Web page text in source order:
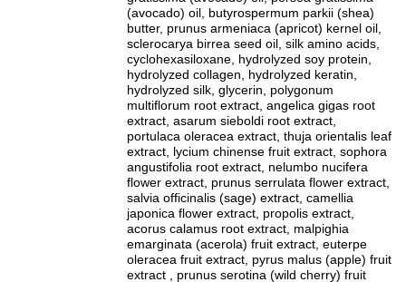
(avocado) oil, butyrospermum parkii (shea)
butter, prunus armeniaca (apricot) kernel oil,
sclerocarya birrea seed oil, silk amino acids,
cyclohexasiloxane, hydrolyzed soy protein,
hydrolyzed collagen, hydrolyzed keratin,
hydrolyzed silk, glycerin, polygonum
multiflorum root extract, angelica gigas root
extract, asarum sieboldi root extract,
portulaca oleracea extract, thuja orientalis leaf
extract, lycium chinense fruit extract, sophora
angustifolia root extract, nelumbo nucifera
flower extract, prunus serrulata flower extract,
salvia officinalis (sage) extract, camellia
japonica flower extract, propolis extract,
acorus calamus root extract, malpighia
emarginata (acerola) fruit extract, euterpe
oleracea fruit extract, pyrus malus (apple) fruit
extract , prunus serotina (wild cherry) fruit